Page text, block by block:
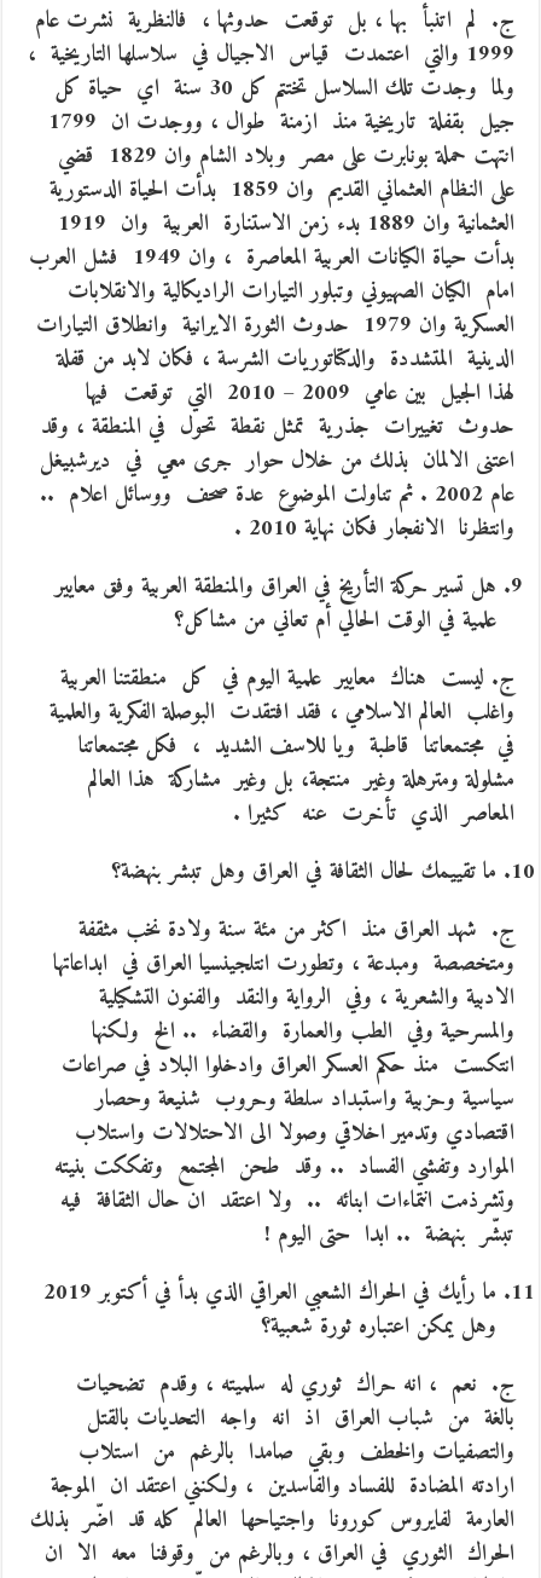
ج. لم اتنبأ بها ، بل توقعت حدوثها ، فالنظرية نشرت عام
1999 والتي اعتمدت قياس الاجيال في سلاسلها التاريخية ،
ولما وجدت تلك السلاسل تختتم كل 30 سنة اي حياة كل
جيل بقفلة تاريخية منذ ازمنة طوال ، ووجدت ان 1799
انتهت حملة بونابرت على مصر وبلاد الشام وان 1829 قضي
على النظام العثماني القديم وان 1859 بدأت الحياة الدستورية
العثمانية وان 1889 بدء زمن الاستنارة العربية وان 1919
بدأت حياة الكيانات العربية المعاصرة ، وان 1949 فشل العرب
امام الكيان الصهيوني وتبلور التيارات الراديكالية والانقلابات
العسكرية وان 1979 حدوث الثورة الايرانية وانطلاق التيارات
الدينية المتشددة والدكتاتوريات الشرسة ، فكان لابد من قفلة
لهذا الجيل بين عامي 2009 – 2010 التي توقعت فيها
حدوث تغييرات جذرية تمثل نقطة تحول في المنطقة ، وقد
اعتنى الالمان بذلك من خلال حوار جرى معي في ديرشبيغل
عام 2002 . ثم تناولت الموضوع عدة صحف ووسائل اعلام ..
وانتظرنا الانفجار فكان نهاية 2010 .
هل تسير حركة التأريخ في العراق والمنطقة العربية وفق معايير
علمية في الوقت الحالي أم تعاني من مشاكل؟
ج. ليست هناك معايير علمية اليوم في كل منطقتنا العربية
واغلب العالم الاسلامي ، فقد افتقدت البوصلة الفكرية والعلمية
في مجتمعاتنا قاطبة ويا للاسف الشديد ، فكل مجتمعاتنا
مشلولة ومترهلة وغير منتجة، بل وغير مشاركة هذا العالم
المعاصر الذي تأخرت عنه كثيرا .
ما تقييمك لحال الثقافة في العراق وهل تبشر بنهضة؟
ج. شهد العراق منذ اكثر من مئة سنة ولادة نخب مثقفة
ومتخصصة ومبدعة ، وتطورت انتلجينسيا العراق في ابداعاتها
الادبية والشعرية ، وفي الرواية والنقد والفنون التشكيلية
والمسرحية وفي الطب والعمارة والقضاء .. الخ ولكنها
انتكست منذ حكم العسكر العراق وادخلوا البلاد في صراعات
سياسية وحزبية واستبداد سلطة وحروب شنيعة وحصار
اقتصادي وتدمير اخلاقي وصولا الى الاحتلالات واستلاب
الموارد وتفشي الفساد .. وقد طحن المجتمع وتفككت بنيته
وتشرذمت انتماءات ابنائه .. ولا اعتقد ان حال الثقافة فيه
تبشّر بنهضة .. ابدا حتى اليوم !
ما رأيك في الحراك الشعبي العراقي الذي بدأ في أكتوبر 2019
وهل يمكن اعتباره ثورة شعبية؟
ج. نعم ، انه حراك ثوري له سلميته ، وقدم تضحيات
بالغة من شباب العراق اذ انه واجه التحديات بالقتل
والتصفيات والخطف وبقي صامدا بالرغم من استلاب
ارادته المضادة للفساد والفاسدين ، ولكنني اعتقد ان الموجة
العارمة لفايروس كورونا واجتياحها العالم كله قد اضّر بذلك
الحراك الثوري في العراق ، وبالرغم من وقوفنا معه الا ان